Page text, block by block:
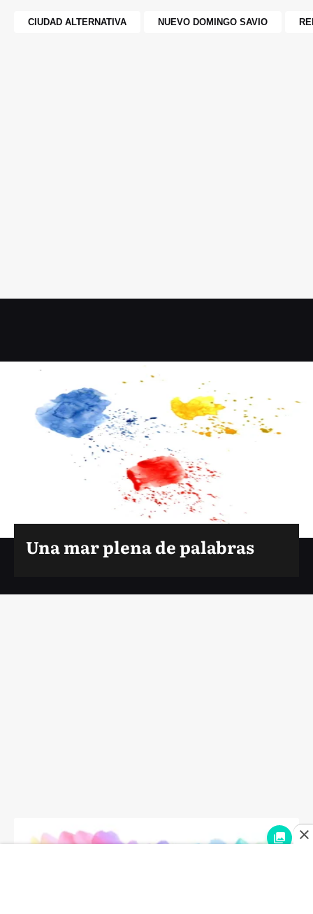
CIUDAD ALTERNATIVA NUEVO DOMINGO SAVIO